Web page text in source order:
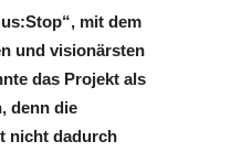
mit dem
und visionärsten
das Projekt als
denn die
nicht dadurch